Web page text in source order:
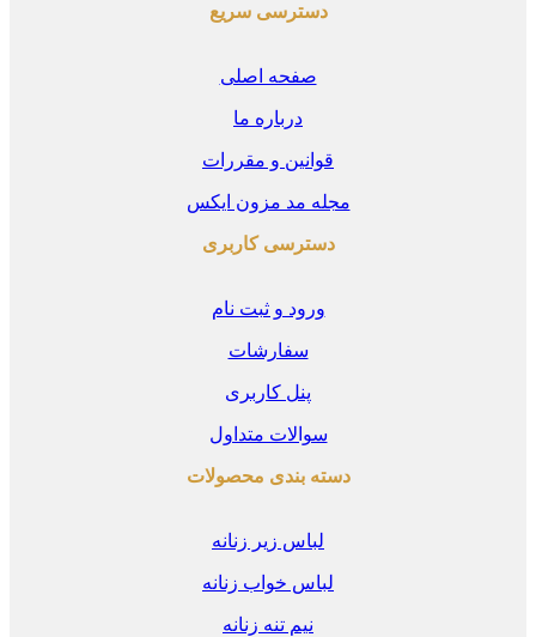
دسترسی سریع
صفحه اصلی
درباره ما
قوانین و مقررات
مجله مد مزون ایکس
دسترسی کاربری
ورود و ثبت نام
سفارشات
پنل کاربری
سوالات متداول
دسته بندی محصولات
لباس زیر زنانه
لباس خواب زنانه
نیم تنه زنانه